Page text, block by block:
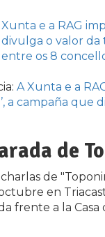
Xunta e a RAG
o valor
os 8
A Xunta e a
a campaña
de
de
en
frente a la Casa